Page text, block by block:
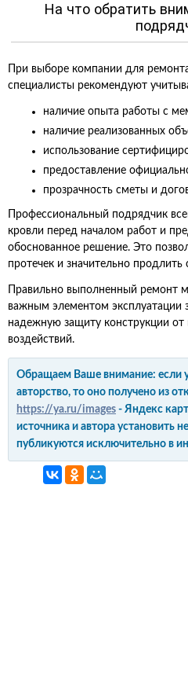
На что обратить
При выборе компании для
специалисты рекомендуют
наличие опыта работы с
наличие реализованных
использование
предоставление
прозрачность сметы и
Профессиональный подрядчик
кровли перед началом работ и
обоснованное решение. Это
протечек и значительно
Правильно выполненный ремонт
важным элементом эксплуатации
надежную защиту конструкции
воздействий.
Обращаем Ваше внимание: если
авторство, то оно получено из
https://ya.ru/images - Яндекс
источника и автора установить
публикуются исключительно в